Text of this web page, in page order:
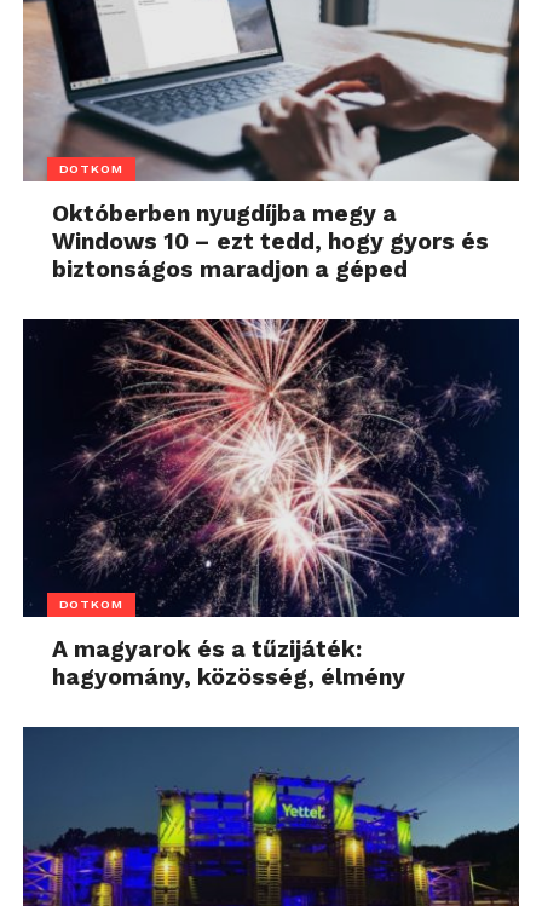
DOTKOM
Októberben nyugdíjba megy a
Windows 10 – ezt tedd, hogy gyors és
biztonságos maradjon a géped
DOTKOM
A magyarok és a tűzijáték:
hagyomány, közösség, élmény